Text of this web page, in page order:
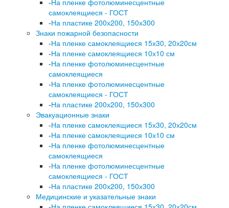
-На пленке фотолюминесцентные
самоклеящиеся - ГОСТ
-На пластике 200х200, 150х300
Знаки пожарной безопасности
-На пленке самоклеящиеся 15х30, 20х20см
-На пленке самоклеящиеся 10х10 см
-На пленке фотолюминесцентные
самоклеящиеся
-На пленке фотолюминесцентные
самоклеящиеся - ГОСТ
-На пластике 200х200, 150х300
Эвакуационные знаки
-На пленке самоклеящиеся 15х30, 20х20см
-На пленке самоклеящиеся 10х10 см
-На пленке фотолюминесцентные
самоклеящиеся
-На пленке фотолюминесцентные
самоклеящиеся - ГОСТ
-На пластике 200х200, 150х300
Медицинские и указательные знаки